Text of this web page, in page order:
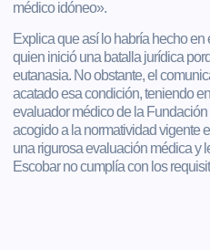
médico idóneo».
Explica que así lo habría hecho en
quien inició una batalla jurídica
eutanasia. No obstante, el
acatado esa condición, teniendo
evaluador médico de la
acogido a la normatividad vigente
una rigurosa evaluación médica y
Escobar no cumplía con los